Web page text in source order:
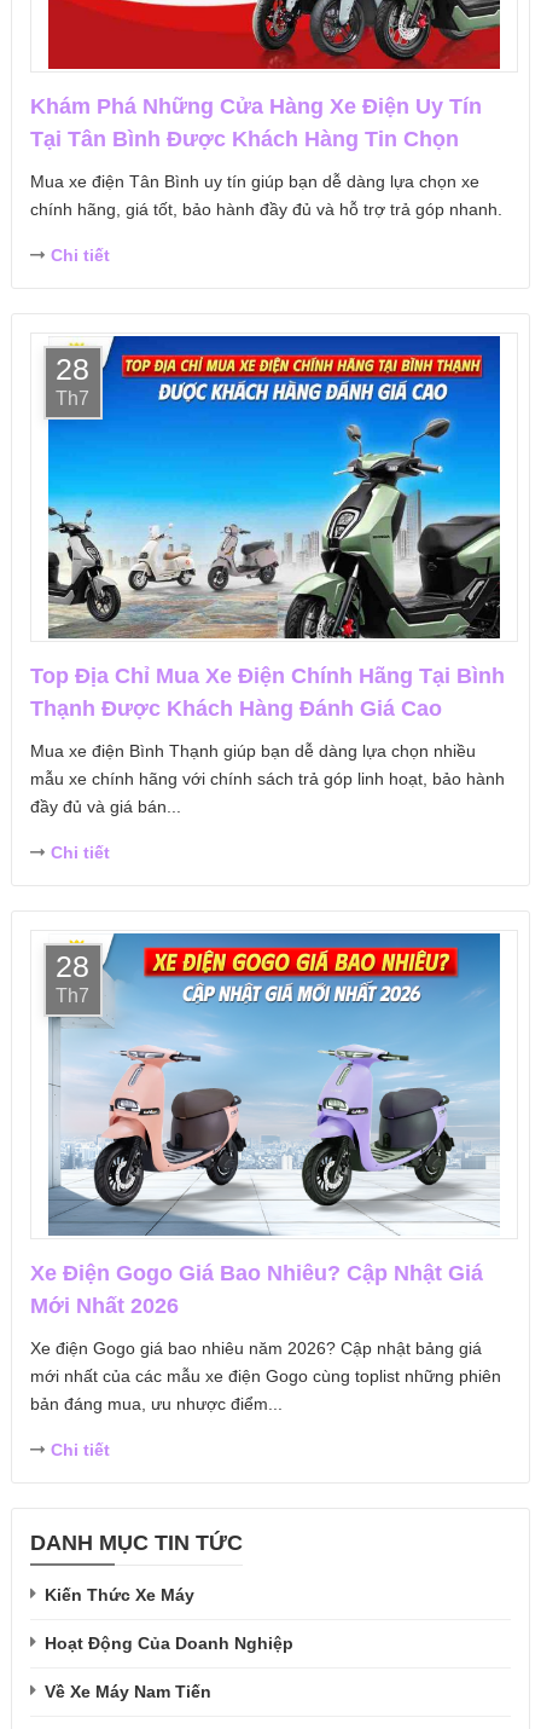
Khám Phá Những Cửa Hàng Xe Điện Uy Tín
Tại Tân Bình Được Khách Hàng Tin Chọn
Mua xe điện Tân Bình uy tín giúp bạn dễ dàng lựa chọn xe
chính hãng, giá tốt, bảo hành đầy đủ và hỗ trợ trả góp nhanh.
Chi tiết
28
Th7
Top Địa Chỉ Mua Xe Điện Chính Hãng Tại Bình
Thạnh Được Khách Hàng Đánh Giá Cao
Mua xe điện Bình Thạnh giúp bạn dễ dàng lựa chọn nhiều
mẫu xe chính hãng với chính sách trả góp linh hoạt, bảo hành
đầy đủ và giá bán...
Chi tiết
28
Th7
Xe Điện Gogo Giá Bao Nhiêu? Cập Nhật Giá
Mới Nhất 2026
Xe điện Gogo giá bao nhiêu năm 2026? Cập nhật bảng giá
mới nhất của các mẫu xe điện Gogo cùng toplist những phiên
bản đáng mua, ưu nhược điểm...
Chi tiết
DANH MỤC TIN TỨC
Kiến Thức Xe Máy
Hoạt Động Của Doanh Nghiệp
Về Xe Máy Nam Tiến